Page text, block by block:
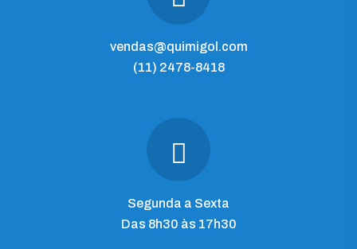
vendas@quimigol.com
(11) 2478-8418
Segunda a Sexta
Das 8h30 às 17h30